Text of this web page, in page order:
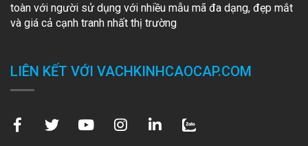
toàn với người sử dụng với nhiều mẫu mã đa dạng, đẹp mắt
và giá cả cạnh tranh nhất thị trường
LIÊN KẾT VỚI VACHKINHCAOCAP.COM